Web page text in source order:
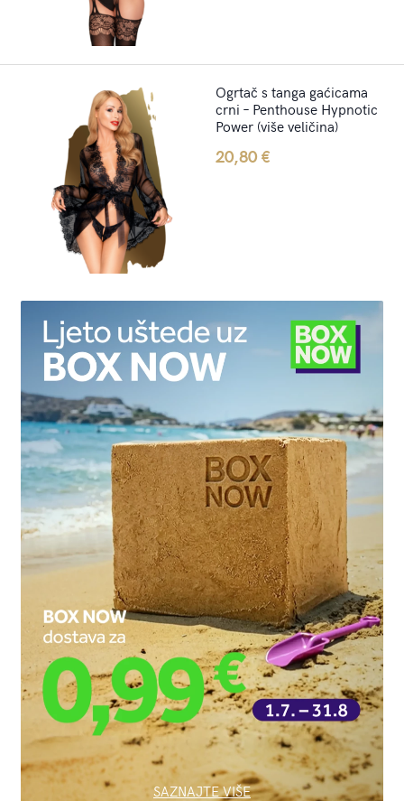
Ogrtač s tanga gaćicama
crni – Penthouse Hypnotic
Power (više veličina)
20,80€
SAZNAJTE VIŠE